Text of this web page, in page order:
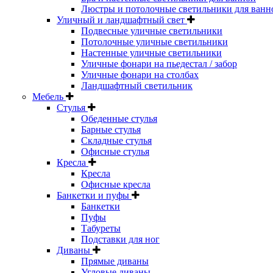
Люстры и потолочные светильники для
Уличный и ландшафтный свет
Подвесные уличные светильники
Потолочные уличные светильники
Настенные уличные светильники
Уличные фонари на пьедестал / забор
Уличные фонари на столбах
Ландшафтный светильник
Мебель
Стулья
Обеденные стулья
Барные стулья
Складные стулья
Офисные стулья
Кресла
Кресла
Офисные кресла
Банкетки и пуфы
Банкетки
Пуфы
Табуреты
Подставки для ног
Диваны
Прямые диваны